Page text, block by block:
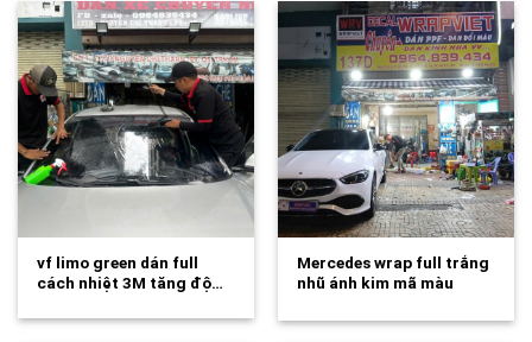
vf limo green dán full
cách nhiệt 3M tăng độ…
Mercedes wrap full trắng
nhũ ánh kim mã màu